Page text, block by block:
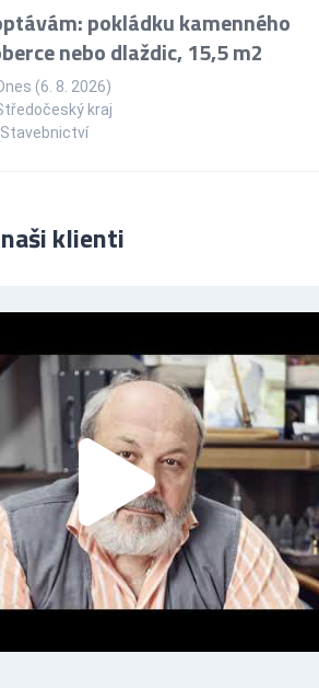
pokládku kamenného
nebo dlaždic, 15,5 m2
(6. 8. 2026)
kraj
Stavebnictví
klienti